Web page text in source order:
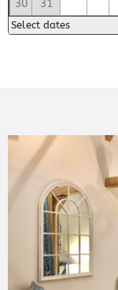
30
31
Select dates